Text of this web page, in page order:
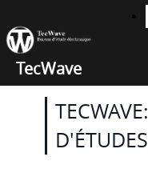
TecWave